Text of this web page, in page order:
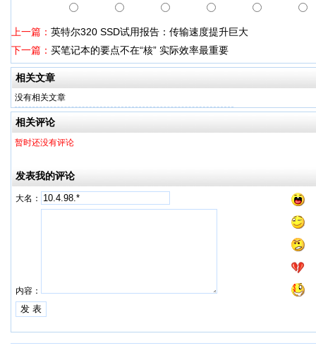
上一篇： 英特尔320 SSD试用报告：传输速度提升巨大
下一篇： 买笔记本的要点不在“核” 实际效率最重要
相关文章
没有相关文章
相关评论
暂时还没有评论
发表我的评论
大名：
内容：